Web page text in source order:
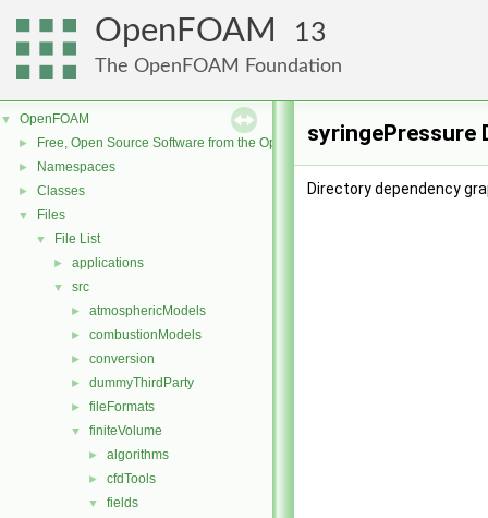
OpenFOAM 13
The OpenFOAM Foundation
▼ OpenFOAM
► Free, Open Source Software from the OpenFOAM Foundation
► Namespaces
► Classes
▼ Files
▼ File List
► applications
▼ src
► atmosphericModels
► combustionModels
► conversion
► dummyThirdParty
► fileFormats
▼ finiteVolume
► algorithms
► cfdTools
▼ fields
syringePressure
Directory dependency